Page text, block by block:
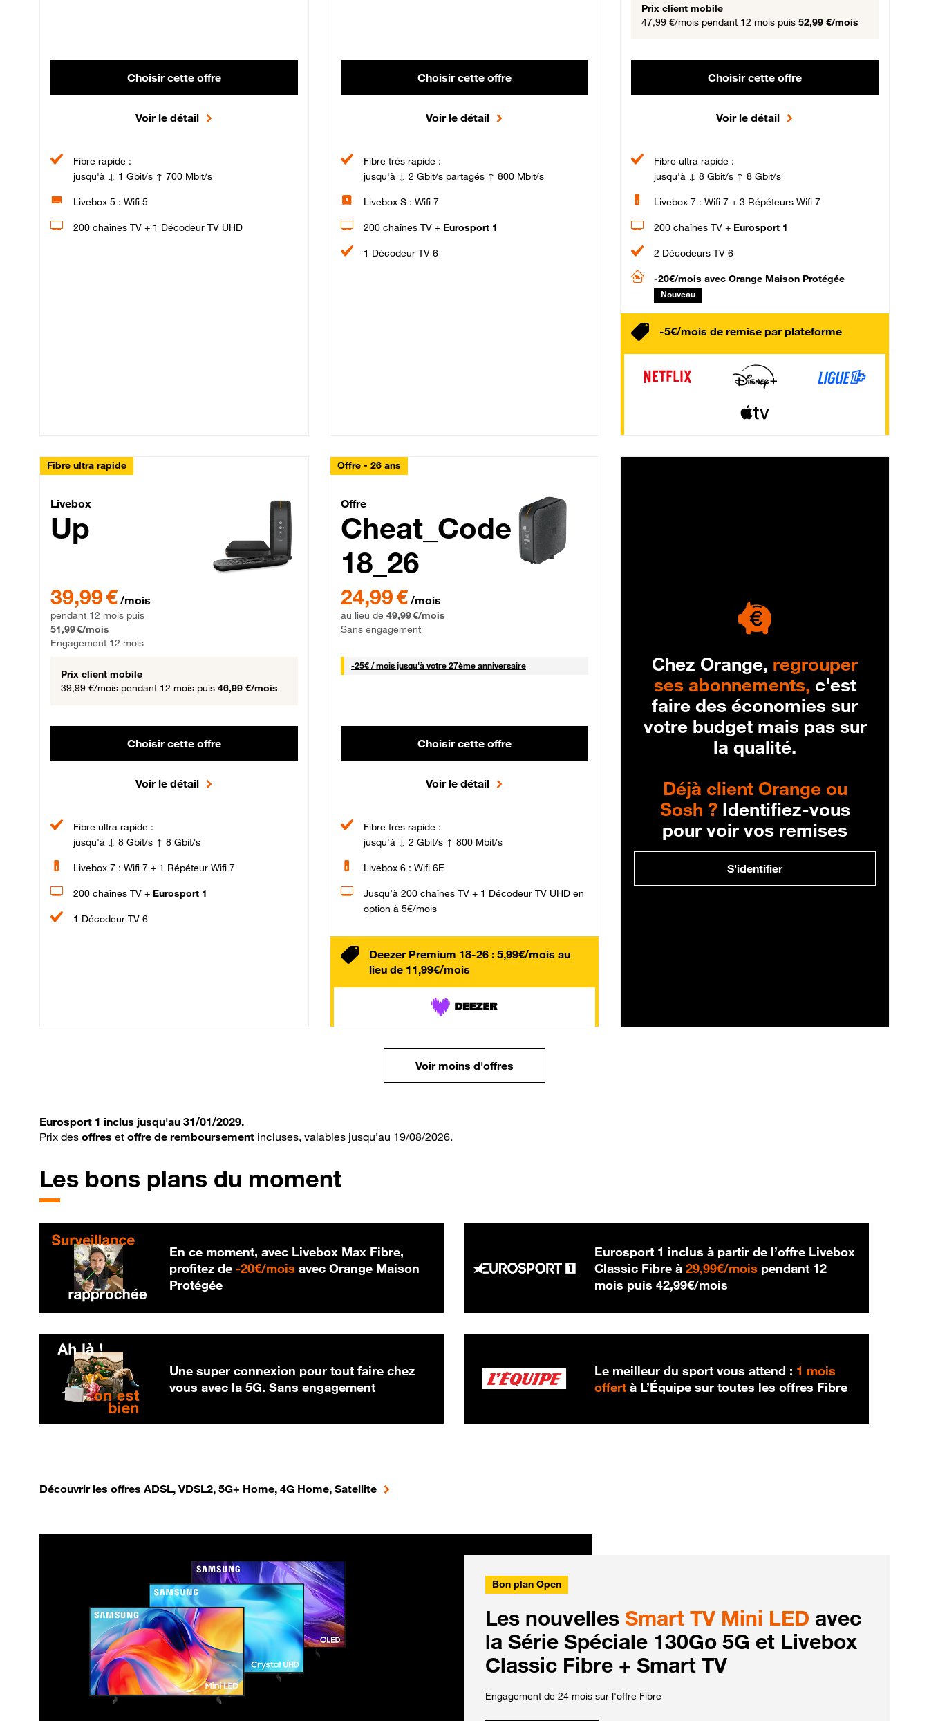
Choisir cette offre
Voir le détail
Fibre rapide :
jusqu'à ↓ 1 Gbit/s ↑ 700 Mbit/s
Livebox 5 : Wifi 5
200 chaînes TV + 1 Décodeur TV UHD
Choisir cette offre
Voir le détail
Fibre très rapide :
jusqu'à ↓ 2 Gbit/s partagés ↑ 800 Mbit/s
Livebox S : Wifi 7
200 chaînes TV + Eurosport 1
1 Décodeur TV 6
Prix client mobile
47,99 €/mois pendant 12 mois puis 52,99 €/mois
Choisir cette offre
Voir le détail
Fibre ultra rapide :
jusqu'à ↓ 8 Gbit/s ↑ 8 Gbit/s
Livebox 7 : Wifi 7 + 3 Répéteurs Wifi 7
200 chaînes TV + Eurosport 1
2 Décodeurs TV 6
-20€/mois avec Orange Maison Protégée
Nouveau
-5€/mois de remise par plateforme
Fibre ultra rapide
Livebox Up Fibre
Livebox
Up
39,99 € /mois
pendant 12 mois puis
51,99 €/mois
Engagement 12 mois
Prix client mobile
39,99 €/mois pendant 12 mois puis 46,99 €/mois
Choisir cette offre
Voir le détail
Fibre ultra rapide :
jusqu'à ↓ 8 Gbit/s ↑ 8 Gbit/s
Livebox 7 : Wifi 7 + 1 Répéteur Wifi 7
200 chaînes TV + Eurosport 1
1 Décodeur TV 6
Offre - 26 ans
Cheat_Code Fibre_18_26
Offre
Cheat_Code
18_26
24,99 € /mois
au lieu de 49,99 €/mois
Sans engagement
-25€ / mois25 € par mois
jusqu'à votre 27ème anniversaire
Choisir cette offre
Voir le détail
Fibre très rapide :
jusqu'à ↓ 2 Gbit/s ↑ 800 Mbit/s
Livebox 6 : Wifi 6E
Jusqu’à 200 chaînes TV + 1 Décodeur TV UHD en
option à 5€/mois
Deezer Premium 18-26 : 5,99€/mois au
lieu de 11,99€/mois
Chez Orange, regrouper
ses abonnements, c'est
faire des économies sur
votre budget mais pas sur
la qualité.
Déjà client Orange ou
Sosh ?Identifiez-vous
pour voir vos remises
S'identifier
Voir moins d'offres
Eurosport 1 inclus jusqu'au 31/01/2029.
Prix des offres et offre de remboursement incluses, valables jusqu’au 19/08/2026.
Les bons plans du moment
En ce moment, avec Livebox Max Fibre,
profitez de -20€/mois 20 € par mois
avec Orange Maison
Protégée
Eurosport 1 inclus à partir de l’offre Livebox
Classic Fibre à29,99€/mois 29,99 € par mois
pendant 12
mois puis42,99€/mois
Une super connexion pour tout faire chez
vous avec la 5G. Sans engagement
Le meilleur du sport vous attend : 1 mois
offert à L’Équipe sur toutes les offres Fibre
Découvrir les offres ADSL, VDSL2, 5G+ Home, 4G Home, Satellite
Bon plan Open
Les nouvelles Smart TV Mini LED avec
la Série Spéciale 130Go 5G et Livebox
Classic Fibre + Smart TV
Engagement de 24 mois sur l'offre Fibre